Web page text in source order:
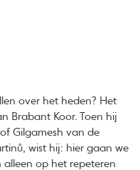
over het heden? Het
Brabant Koor. Toen hij
Gilgamesh van de
wist hij: hier gaan we
alleen op het repeteren